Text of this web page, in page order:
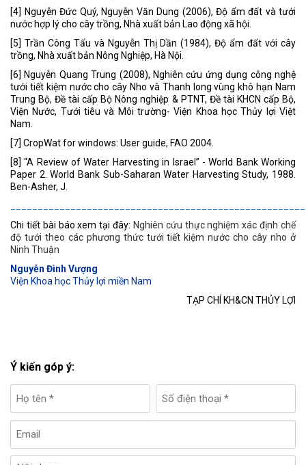
[4] Nguyễn Đức Quý, Nguyễn Văn Dung (2006), Độ ẩm đất và tưới
nước hợp lý cho cây trồng, Nhà xuất bản Lao động xã hội.
[5] Trần Công Tấu và Nguyễn Thị Dần (1984), Độ ẩm đất với cây
trồng, Nhà xuất bản Nông Nghiệp, Hà Nội.
[6] Nguyễn Quang Trung (2008), Nghiên cứu ứng dụng công nghệ
tưới tiết kiệm nước cho cây Nho và Thanh long vùng khô hạn Nam
Trung Bộ, Đề tài cấp Bộ Nông nghiệp & PTNT, Đề tài KHCN cấp Bộ,
Viện Nước, Tưới tiêu và Môi trường- Viện Khoa học Thủy lợi Việt
Nam.
[7] CropWat for windows: User guide, FAO 2004.
[8] “A Review of Water Harvesting in Israel” - World Bank Working
Paper 2. World Bank Sub-Saharan Water Harvesting Study, 1988.
Ben-Asher, J.
Chi tiết bài báo xem tại đây: Nghiên cứu thực nghiệm xác định chế
độ tưới theo các phương thức tưới tiết kiệm nước cho cây nho ở
Ninh Thuận
Nguyễn Đình Vượng
Viện Khoa học Thủy lợi miền Nam
TẠP CHÍ KH&CN THỦY LỢI
Ý kiến góp ý: